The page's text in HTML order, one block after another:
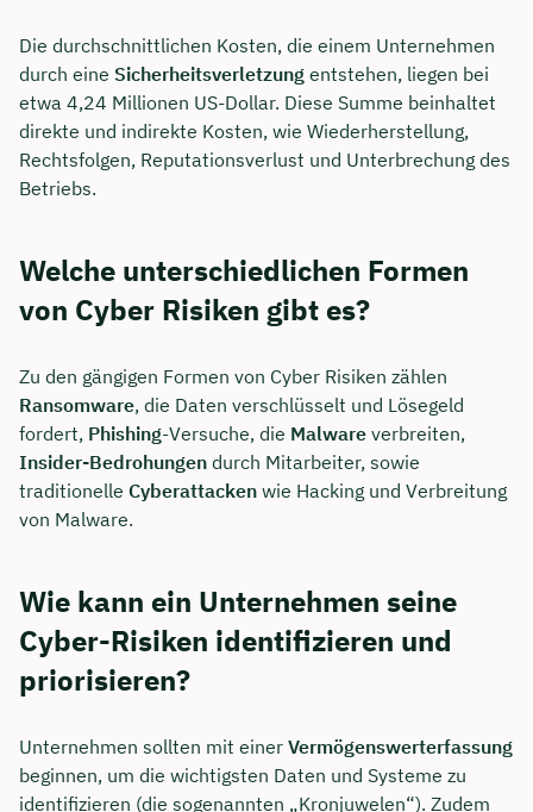
Die durchschnittlichen Kosten, die einem Unternehmen
durch eine Sicherheitsverletzung entstehen, liegen bei
etwa 4,24 Millionen US-Dollar. Diese Summe beinhaltet
direkte und indirekte Kosten, wie Wiederherstellung,
Rechtsfolgen, Reputationsverlust und Unterbrechung des
Betriebs.
Welche unterschiedlichen Formen
von Cyber Risiken gibt es?
Zu den gängigen Formen von Cyber Risiken zählen
Ransomware, die Daten verschlüsselt und Lösegeld
fordert, Phishing-Versuche, die Malware verbreiten,
Insider-Bedrohungen durch Mitarbeiter, sowie
traditionelle Cyberattacken wie Hacking und Verbreitung
von Malware.
Wie kann ein Unternehmen seine
Cyber-Risiken identifizieren und
priorisieren?
Unternehmen sollten mit einer Vermögenswerterfassung
beginnen, um die wichtigsten Daten und Systeme zu
identifizieren (die sogenannten „Kronjuwelen“). Zudem